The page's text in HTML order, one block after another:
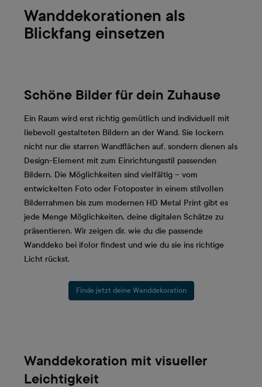
Wanddekorationen als
Blickfang einsetzen
Schöne Bilder für dein Zuhause
Ein Raum wird erst richtig gemütlich und individuell mit
liebevoll gestalteten Bildern an der Wand. Sie lockern
nicht nur die starren Wandflächen auf, sondern dienen als
Design-Element mit zum Einrichtungsstil passenden
Bildern. Die Möglichkeiten sind vielfältig – vom
entwickelten Foto oder Fotoposter in einem stilvollen
Bilderrahmen bis zum modernen HD Metal Print gibt es
jede Menge Möglichkeiten, deine digitalen Schätze zu
präsentieren. Wir zeigen dir, wie du die passende
Wanddeko bei ifolor findest und wie du sie ins richtige
Licht rückst.
Finde jetzt deine Wanddekoration
Wanddekoration mit visueller
Leichtigkeit